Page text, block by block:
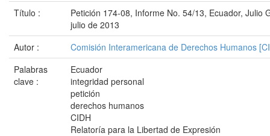
Título :
Petición 174-08, Informe No. 54/13, Ecuador, Julio
julio de 2013
Autor :
Comisión Interamericana de Derechos Humanos
Palabras
clave :
Ecuador
integridad personal
petición
derechos humanos
CIDH
Relatoría para la Libertad de Expresión